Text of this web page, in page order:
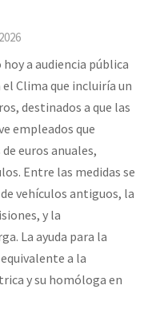
a audiencia pública
Clima que incluiría un
destinados a que las
empleados que
euros anuales,
Entre las medidas se
vehículos antiguos, la
y la
La ayuda para la
a la
y su homóloga en